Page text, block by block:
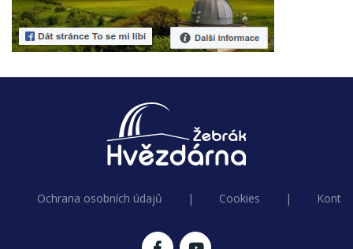
Ochrana osobních údajů | Cookies |